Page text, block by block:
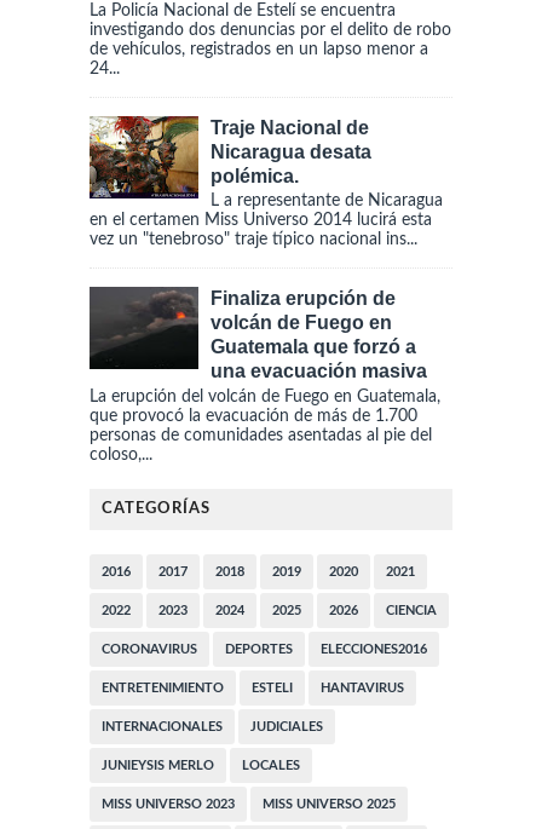
La Policía Nacional de Estelí se encuentra
investigando dos denuncias por el delito de robo
de vehículos, registrados en un lapso menor a
24...
Traje Nacional de
Nicaragua desata
polémica.
L a representante de Nicaragua
en el certamen Miss Universo 2014 lucirá esta
vez un "tenebroso" traje típico nacional ins...
Finaliza erupción de
volcán de Fuego en
Guatemala que forzó a
una evacuación masiva
La erupción del volcán de Fuego en Guatemala,
que provocó la evacuación de más de 1.700
personas de comunidades asentadas al pie del
coloso,...
CATEGORÍAS
2016 2017 2018 2019 2020 2021
2022 2023 2024 2025 2026 CIENCIA
CORONAVIRUS DEPORTES ELECCIONES2016
ENTRETENIMIENTO ESTELI HANTAVIRUS
INTERNACIONALES JUDICIALES
JUNIEYSIS MERLO LOCALES
MISS UNIVERSO 2023 MISS UNIVERSO 2025